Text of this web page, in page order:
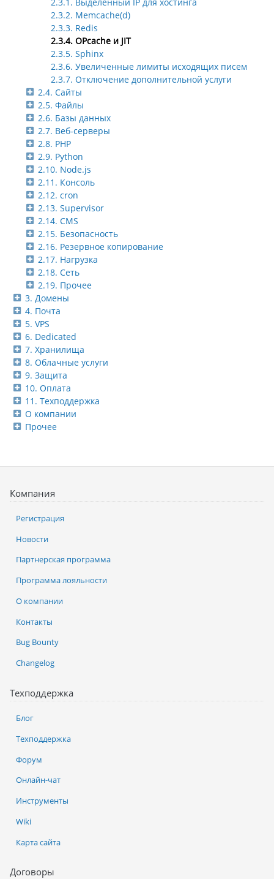
2.3.2. Memcache(d)
2.3.3. Redis
2.3.4. OPcache и JIT
2.3.5. Sphinx
2.3.6. Увеличенные лимиты исходящих писем
2.3.7. Отключение дополнительной услуги
2.4. Сайты
2.5. Файлы
2.6. Базы данных
2.7. Веб-серверы
2.8. PHP
2.9. Python
2.10. Node.js
2.11. Консоль
2.12. cron
2.13. Supervisor
2.14. CMS
2.15. Безопасность
2.16. Резервное копирование
2.17. Нагрузка
2.18. Сеть
2.19. Прочее
3. Домены
4. Почта
5. VPS
6. Dedicated
7. Хранилища
8. Облачные услуги
9. Защита
10. Оплата
11. Техподдержка
О компании
Прочее
Компания
Регистрация
Новости
Партнерская программа
Программа лояльности
О компании
Контакты
Bug Bounty
Changelog
Техподдержка
Блог
Техподдержка
Форум
Онлайн-чат
Инструменты
Wiki
Карта сайта
Договоры